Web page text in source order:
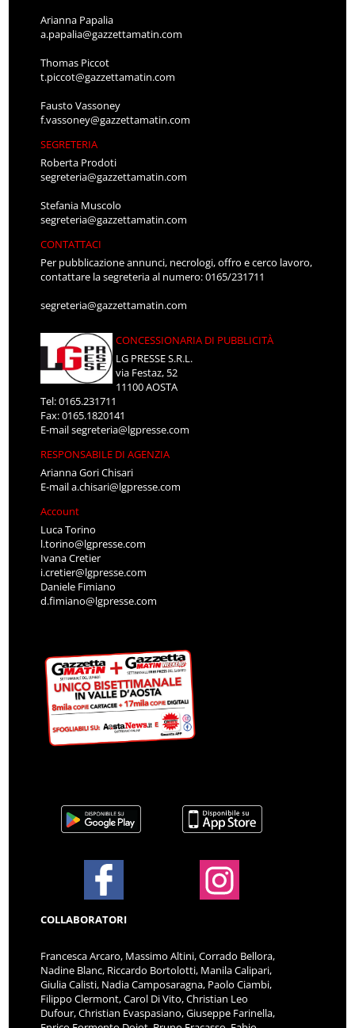
Arianna Papalia
a.papalia@gazzettamatin.com
Thomas Piccot
t.piccot@gazzettamatin.com
Fausto Vassoney
f.vassoney@gazzettamatin.com
SEGRETERIA
Roberta Prodoti
segreteria@gazzettamatin.com
Stefania Muscolo
segreteria@gazzettamatin.com
CONTATTACI
Per pubblicazione annunci, necrologi, offro e cerco lavoro,
contattare la segreteria al numero: 0165/231711
segreteria@gazzettamatin.com
CONCESSIONARIA DI PUBBLICITÀ
LG PRESSE S.R.L.
via Festaz, 52
11100 AOSTA
Tel: 0165.231711
Fax: 0165.1820141
E-mailsegreteria@lgpresse.com
RESPONSABILE DI AGENZIA
Arianna Gori Chisari
E-maila.chisari@lgpresse.com
Account
Luca Torino
l.torino@lgpresse.com
Ivana Cretier
i.cretier@lgpresse.com
Daniele Fimiano
d.fimiano@lgpresse.com
COLLABORATORI
Francesca Arcaro, Massimo Altini, Corrado Bellora,
Nadine Blanc, Riccardo Bortolotti, Manila Calipari,
Giulia Calisti, Nadia Camposaragna, Paolo Ciambi,
Filippo Clermont, Carol Di Vito, Christian Leo
Dufour, Christian Evaspasiano, Giuseppe Farinella,